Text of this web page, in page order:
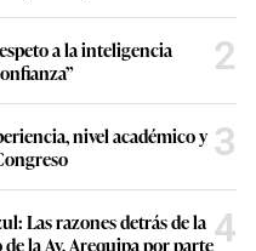
a la inteligencia
2
nivel académico y 3
Las razones detrás de la
la Av. Arequipa por parte4